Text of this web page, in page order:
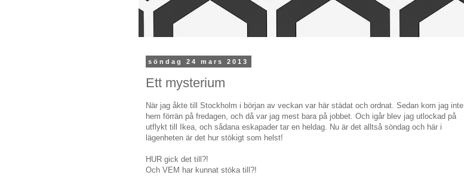
söndag 24 mars 2013
Ett mysterium
När jag åkte till Stockholm i början av veckan var här städat och ordnat. Sedan kom jag inte
hem förrän på fredagen, och då var jag mest bara på jobbet. Och igår blev jag utlockad på
utflykt till Ikea, och sådana eskapader tar en heldag. Nu är det alltså söndag och här i
lägenheten är det hur stökigt som helst!
HUR gick det till?!
Och VEM har kunnat stöka till?!